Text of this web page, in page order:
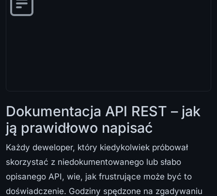
Dokumentacja API REST – jak
ją prawidłowo napisać
Każdy deweloper, który kiedykolwiek próbował
skorzystać z niedokumentowanego lub słabo
opisanego API, wie, jak frustrujące może być to
doświadczenie. Godziny spędzone na zgadywaniu